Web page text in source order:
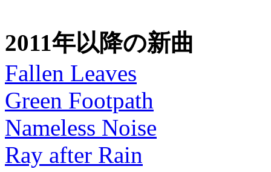
2011年以降の新曲
Fallen Leaves
Green Footpath
Nameless Noise
Ray after Rain